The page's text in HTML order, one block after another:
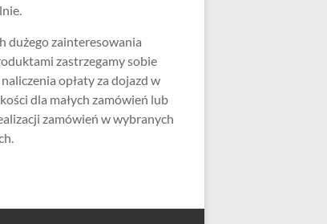
dużego zainteresowania
zastrzegamy sobie
opłaty za dojazd w
dla małych zamówień lub
zamówień w wybranych